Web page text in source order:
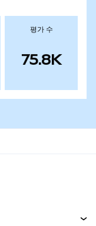
평가 수
75.8K